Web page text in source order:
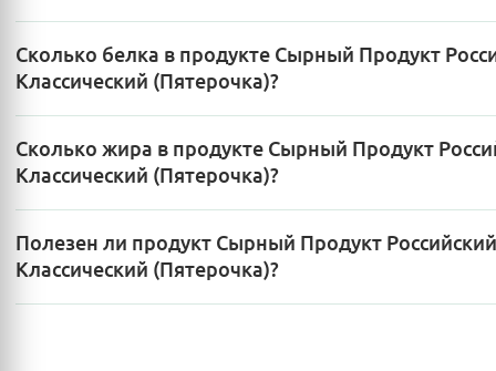
Сколько белка в продукте Сырный Продукт
Классический (Пятерочка)?
Сколько жира в продукте Сырный Продукт
Классический (Пятерочка)?
Полезен ли продукт Сырный Продукт Российский
Классический (Пятерочка)?